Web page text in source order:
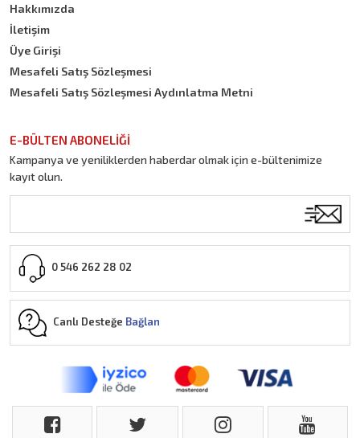
Hakkımızda
İletişim
Üye Girişi
Mesafeli Satış Sözleşmesi
Mesafeli Satış Sözleşmesi Aydınlatma Metni
E-BÜLTEN ABONELİĞİ
Kampanya ve yeniliklerden haberdar olmak için e-bültenimize
kayıt olun.
0 546 262 28 02
Canlı Desteğe Bağlan